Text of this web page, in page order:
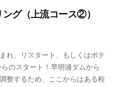
グ（上流コース②）
れ、リスタート、もしくはポテ
のスタート！早明浦ダムから
整するため、ここからはある程